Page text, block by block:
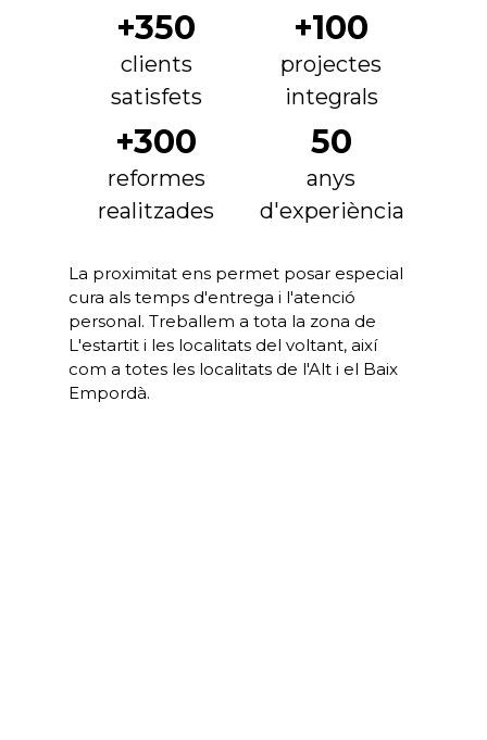
+350
clients
satisfets
+100
projectes
integrals
+300
reformes
realitzades
50
anys
d'experiència
La proximitat ens permet posar especial
cura als temps d'entrega i l'atenció
personal. Treballem a tota la zona de
L'estartit i les localitats del voltant, així
com a totes les localitats de l'Alt i el Baix
Empordà.